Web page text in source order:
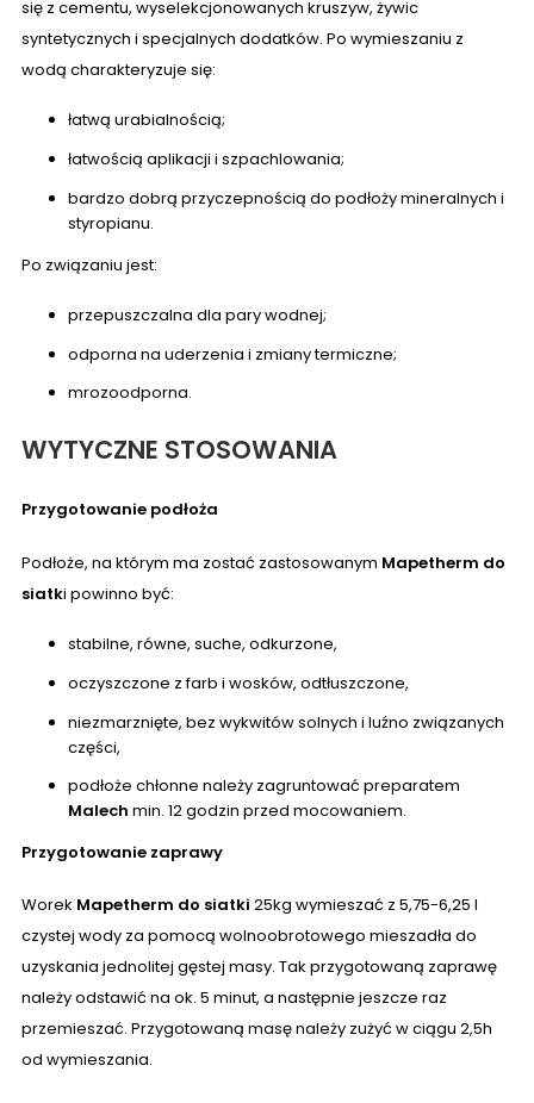
się z cementu, wyselekcjonowanych kruszyw, żywic
syntetycznych i specjalnych dodatków. Po wymieszaniu z
wodą charakteryzuje się:
łatwą urabialnością;
łatwością aplikacji i szpachlowania;
bardzo dobrą przyczepnością do podłoży mineralnych i
styropianu.
Po związaniu jest:
przepuszczalna dla pary wodnej;
odporna na uderzenia i zmiany termiczne;
mrozoodporna.
WYTYCZNE STOSOWANIA
Przygotowanie podłoża
Podłoże, na którym ma zostać zastosowanym Mapetherm do
siatki powinno być:
stabilne, równe, suche, odkurzone,
oczyszczone z farb i wosków, odtłuszczone,
niezmarznięte, bez wykwitów solnych i luźno związanych
części,
podłoże chłonne należy zagruntować preparatem
Malech min. 12 godzin przed mocowaniem.
Przygotowanie zaprawy
Worek Mapetherm do siatki 25kg wymieszać z 5,75-6,25 l
czystej wody za pomocą wolnoobrotowego mieszadła do
uzyskania jednolitej gęstej masy. Tak przygotowaną zaprawę
należy odstawić na ok. 5 minut, a następnie jeszcze raz
przemieszać. Przygotowaną masę należy zużyć w ciągu 2,5h
od wymieszania.